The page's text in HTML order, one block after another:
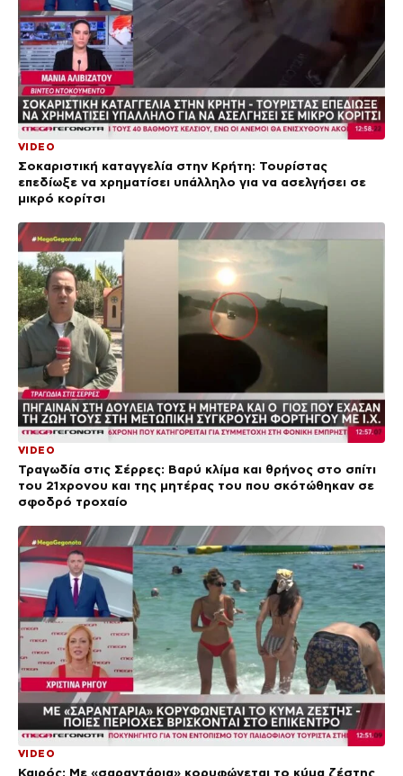
VIDEO
Σοκαριστική καταγγελία στην Κρήτη: Τουρίστας
επεδίωξε να χρηματίσει υπάλληλο για να ασελγήσει σε
μικρό κορίτσι
VIDEO
Τραγωδία στις Σέρρες: Βαρύ κλίμα και θρήνος στο σπίτι
του 21χρονου και της μητέρας του που σκότώθηκαν σε
σφοδρό τροχαίο
VIDEO
Καιρός: Με «σαραντάρια» κορυφώνεται το κύμα ζέστης